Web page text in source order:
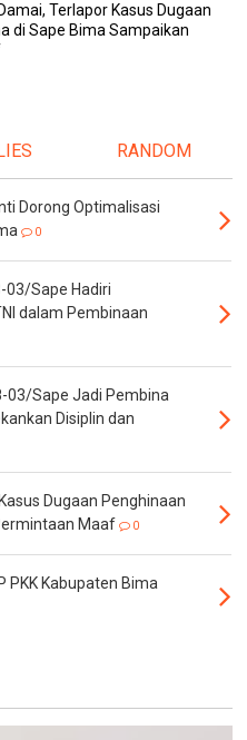
Terlapor Kasus Dugaan
di Sape Bima Sampaikan
RANDOM
Dorong Optimalisasi
0
03/Sape Hadiri
dalam Pembinaan
03/Sape Jadi Pembina
Disiplin dan
Dugaan Penghinaan
Maaf
0
PKK Kabupaten Bima